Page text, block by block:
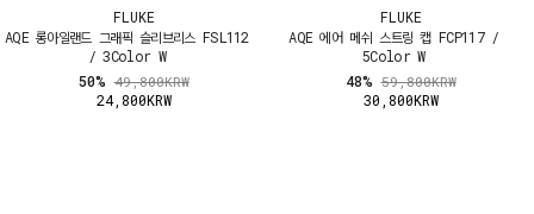
FLUKE
AQE 롱아일랜드 그래픽 슬리브리스 FSL112
/ 3Color W
50%49,800KRW
24,800KRW
FLUKE
AQE 에어 메쉬 스트링 캡 FCP117 /
5Color W
48%59,800KRW
30,800KRW